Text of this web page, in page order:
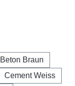
Beton Braun
Cement Weiss